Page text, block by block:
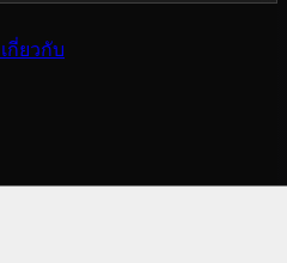
เกี่ยวกับ